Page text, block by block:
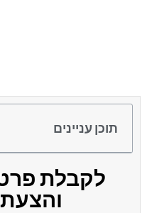
תוכן עניינים
לקבלת